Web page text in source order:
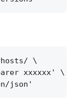
\
xxxxxx' \